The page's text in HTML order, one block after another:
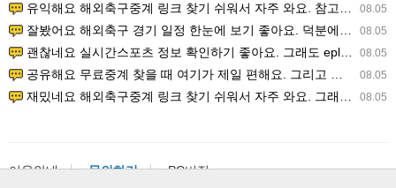
08.05
유익해요 해외축구중계 링크 찾기 쉬워서 자주 와요. 참고로 무료스포츠중계 정보 확인할 때 출처 꼭 체크해요.…
08.05
잘봤어요 해외축구 경기 일정 한눈에 보기 좋아요. 덕분에 epl중계 볼 때 공식 중계 채널 먼저 찾아봐요. …
08.05
괜찮네요 실시간스포츠 정보 확인하기 좋아요. 그래도 epl중계 볼 때 공식 중계 채널 먼저 찾아봐요. 북마크…
08.05
공유해요 무료중계 찾을 때 여기가 제일 편해요. 그리고 무료스포츠중계 정보 확인할 때 출처 꼭 체크해요. 앞…
08.05
재밌네요 해외축구중계 링크 찾기 쉬워서 자주 와요. 그래서 해외축구중계도 정식 서비스로 봐야 안전해요. 다음…
이용안내 문의하기 PC버전